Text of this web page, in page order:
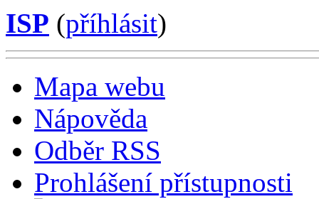
ISP (příhlásit)
Mapa webu
Nápověda
Odběr RSS
Prohlášení přístupnosti